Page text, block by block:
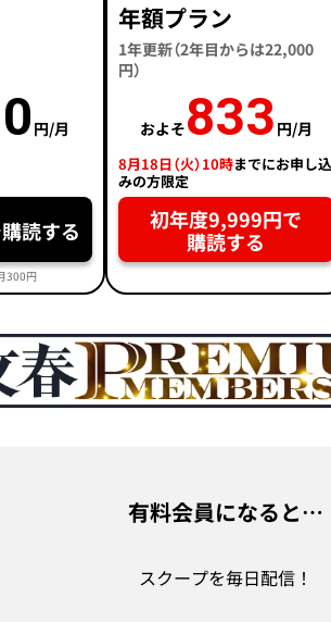
円/月
読する
300円
年額プラン
1年更新（2年目からは22,000
円）
およそ833 円/月
8月18日（火）10時までにお申し込
みの方限定
初年度9,999円で
購読する
有料会員になると…
スクープを毎日配信！